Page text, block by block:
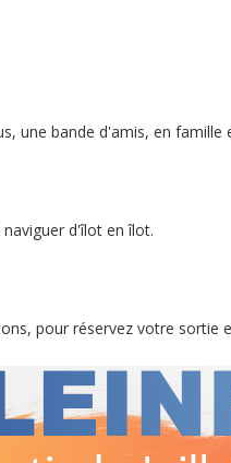
une bande d'amis, en famille
d'îlot en îlot.
pour réservez votre sortie